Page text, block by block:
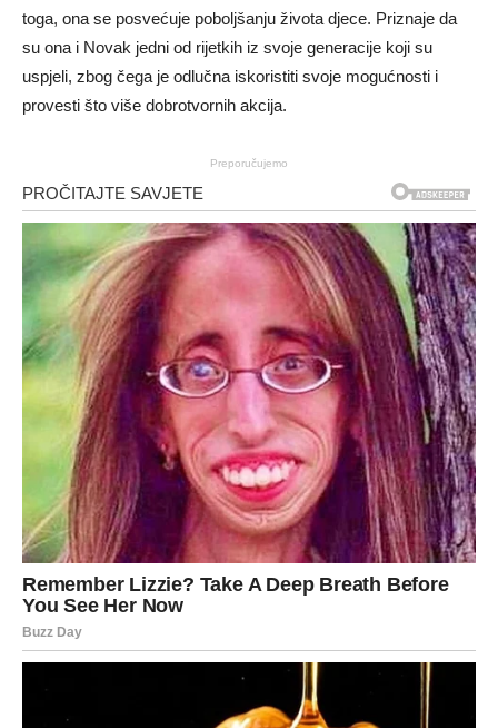
toga, ona se posvećuje poboljšanju života djece. Priznaje da
su ona i Novak jedni od rijetkih iz svoje generacije koji su
uspjeli, zbog čega je odlučna iskoristiti svoje mogućnosti i
provesti što više dobrotvornih akcija.
Preporučujemo